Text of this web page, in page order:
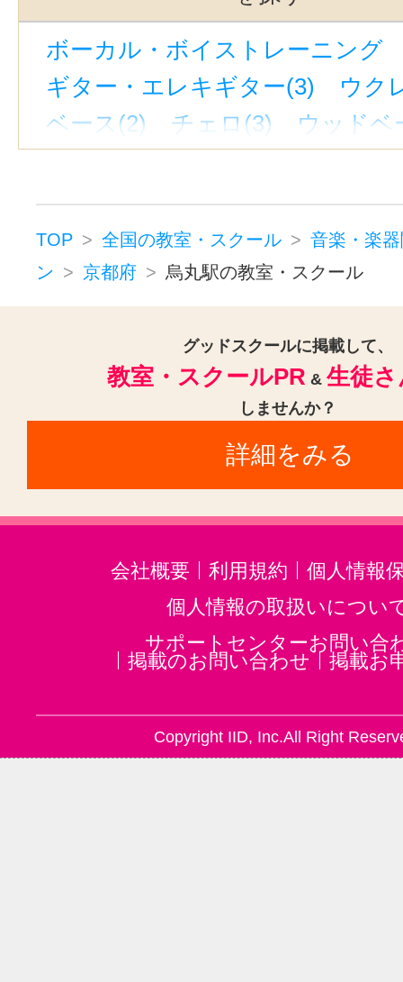
ボーカル・ボイストレーニング
ギター・エレキギター(3)
ウク
ベース(2)
チェロ(3)
ウッドベ
キーボード・鍵盤(2)
ドラム(3)
パーカッション(1)
オカリナ(1)
ハーモニカ(1)
トロンボーン(2)
チューバ(1)
フルート(3)
サッ
トランペット(3)
クラリネット
ゴスペル(1)
ジャズ(1)
民族楽
二胡(3)
三味線(3)
沖縄三線(3)
ホルン(2)
音楽・楽器その他(3)
TOP 全国の教室・スクール
音楽・楽
ン
京都府 烏丸駅の教室・スクール
グッドスクールに掲載して、
教室・スクールPR & 生徒
しませんか？
詳細をみる
会社概要 利用規約
個人情報
個人情報の取扱いについ
サポートセンターお問い合
掲載のお問い合わせ
掲載お
Copyright IID, Inc.All Right